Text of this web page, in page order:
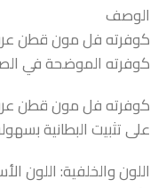
الوصف
كوفرته فل مون قطن
كوفرته الموضحة في
كوفرته فل مون قطن
على تثبيت البطانية
اللون والخلفية: اللون